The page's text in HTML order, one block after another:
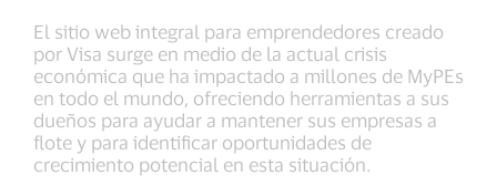
El sitio web integral para emprendedores creado
por Visa surge en medio de la actual crisis
económica que ha impactado a millones de MyPEs
en todo el mundo, ofreciendo herramientas a sus
dueños para ayudar a mantener sus empresas a
flote y para identificar oportunidades de
crecimiento potencial en esta situación.